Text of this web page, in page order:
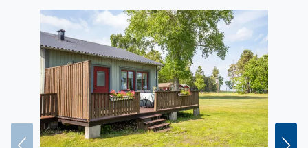
der Veranda. Lassen Sie Ihre Kinder beim Spielen auf
dem weitläufigen, gemeinsamen Grundstück neue
Freundschaften knüpfen und führen Sie nette
Gespräche am Grill.
Versuchen Sie Ihr Glück beim Angeln, unternehmen Sie
ausgedehnte Wanderungen und pflücken Sie im
Herbst Blaubeeren. Spazieren Sie zum nahegelegenen
Leuchtturm Långe Erik und erkunden Sie den beliebten